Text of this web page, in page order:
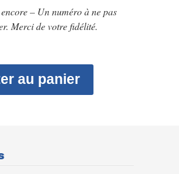
– Un numéro à ne pas
Merci de votre fidélité.
au panier